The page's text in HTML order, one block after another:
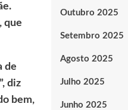
que
de
diz
bem,
Outubro 2025
Setembro 2025
Agosto 2025
Julho 2025
Junho 2025